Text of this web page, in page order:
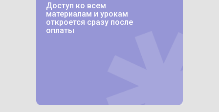
Доступ ко всем
материалам и урокам
откроется сразу после
оплаты